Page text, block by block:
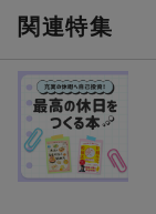
関連特集